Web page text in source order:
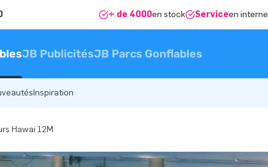
+ de 4000en stock Serviceen interne
JB PublicitésJB Parcs Gonflables
Inspiration
Hawai 12M